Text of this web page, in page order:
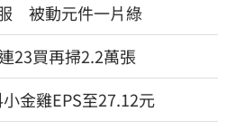
被動元件一片綠
23買再掃2.2萬張
金雞EPS至27.12元